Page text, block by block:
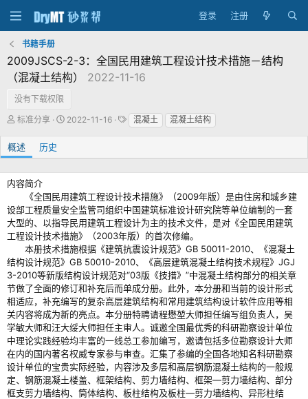
登录 注册
书籍手册
2009JSCS-2-3：全国民用建筑工程设计技术措施－结构
（混凝土结构） 2022-11-16
没有下载权限
作
标准分享
创
2022-11-16
标
签
混凝土 混凝土结构
概述 历史
内容简介
《全国民用建筑工程设计技术措施》（2009年版）是由住房和城乡建
设部工程质量安全监管司组织中国建筑标准设计研究院等单位编制的一套
大型的、以指导民用建筑工程设计为主的技术文件，是对《全国民用建筑
工程设计技术措施》（2003年版）的首次修编。
本册技术措施根据《建筑抗震设计规范》GB 50011-2010、《混凝土
结构设计规范》GB 50010-2010、《高层建筑混凝土结构技术规程》JGJ
3-2010等新版结构设计规范对“03版《技措》”中混凝土结构部分的相关章
节做了全面的修订和补充后而单成分册。此外，本分册和当前的设计形式
相适应，补充编写的复杂高层建筑结构和常用建筑结构设计软件应用等相
关内容将成为新的亮点。本分册特聘请程懋堃大师担任编写组负责人，吴
学敏大师和汪大绥大师担任主审人。诚邀全国最优秀的科研勘察设计单位
中理论实践经验均丰富的一线总工参加编写，邀请包括多位勘察设计大师
在内的国内著名权威专家参与审查。汇集了参编的全国各地知名科研勘察
设计单位的宝贵实际经验，内容涉及多层和高层钢筋混凝土结构的一般规
定、钢筋混凝土楼盖、框架结构、剪力墙结构、框架—剪力墙结构、部分
框支剪力墙结构、筒体结构、板柱结构及板柱—剪力墙结构、异形柱结